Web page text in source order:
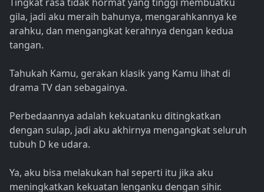
gila, jadi aku meraih bahunya, mengarahkannya ke
arahku, dan mengangkat kerahnya dengan kedua
tangan.
Tahukah Kamu, gerakan klasik yang Kamu lihat di
drama TV dan sebagainya.
Perbedaannya adalah kekuatanku ditingkatkan
dengan sulap, jadi aku akhirnya mengangkat seluruh
tubuh D ke udara.
Ya, aku bisa melakukan hal seperti itu jika aku
meningkatkan kekuatan lenganku dengan sihir.